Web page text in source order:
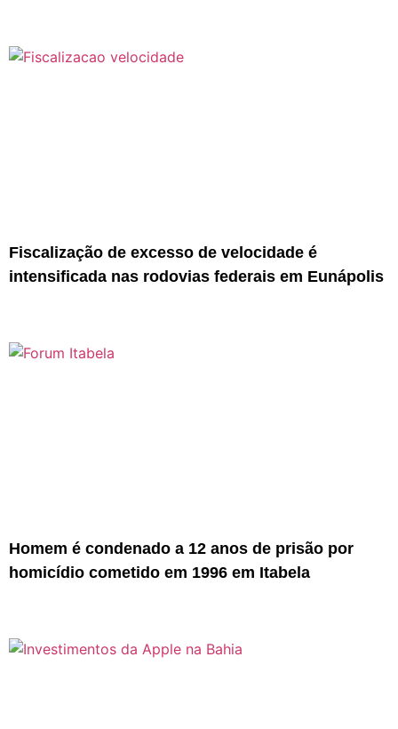
Fiscalização de excesso de velocidade é
intensificada nas rodovias federais em Eunápolis
Homem é condenado a 12 anos de prisão por
homicídio cometido em 1996 em Itabela